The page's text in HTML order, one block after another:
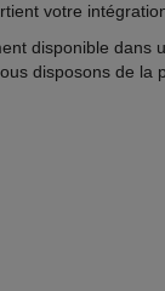
votre
disponible
disposons de la